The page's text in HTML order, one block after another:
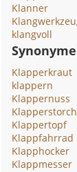
Klanner
klangvoll
Klapperkraut
klappern
Klappernuss
Klapperstorch
Klappertopf
Klappfahrrad
Klapphocker
Klappmesser